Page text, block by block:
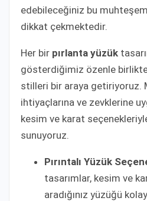
edebileceğiniz bu
dikkat çekmektedir.
Her bir pırlanta yüzük
gösterdiğimiz özenle
stilleri bir araya getiriyoruz.
ihtiyaçlarına ve zevklerine
kesim ve karat
sunuyoruz.
Pırıntalı Yüzük
tasarımlar, kesim ve
aradığınız yüzüğü